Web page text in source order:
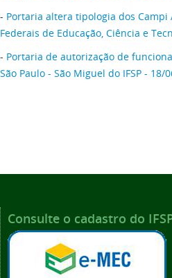
- Portaria altera tipologia dos Campi
Federais de Educação, Ciência e
- Portaria de autorização de
São Paulo - São Miguel do IFSP - 18/
Consulte o cadastro do